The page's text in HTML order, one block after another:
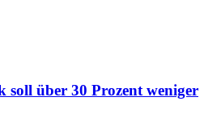
soll über 30 Prozent weniger